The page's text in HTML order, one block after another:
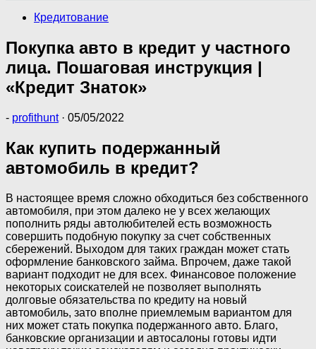
Кредитование
Покупка авто в кредит у частного
лица. Пошаговая инструкция |
«Кредит Знаток»
- profithunt · 05/05/2022
Как купить подержанный
автомобиль в кредит?
В настоящее время сложно обходиться без собственного
автомобиля, при этом далеко не у всех желающих
пополнить ряды автолюбителей есть возможность
совершить подобную покупку за счет собственных
сбережений. Выходом для таких граждан может стать
оформление банковского займа. Впрочем, даже такой
вариант подходит не для всех. Финансовое положение
некоторых соискателей не позволяет выполнять
долговые обязательства по кредиту на новый
автомобиль, зато вполне приемлемым вариантом для
них может стать покупка подержанного авто. Благо,
банковские организации и автосалоны готовы идти